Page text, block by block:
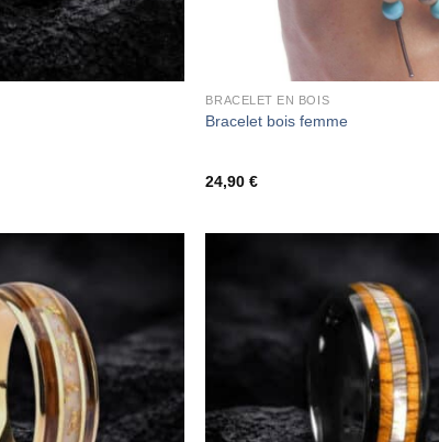
BRACELET EN BOIS
Bracelet bois femme
24,90€